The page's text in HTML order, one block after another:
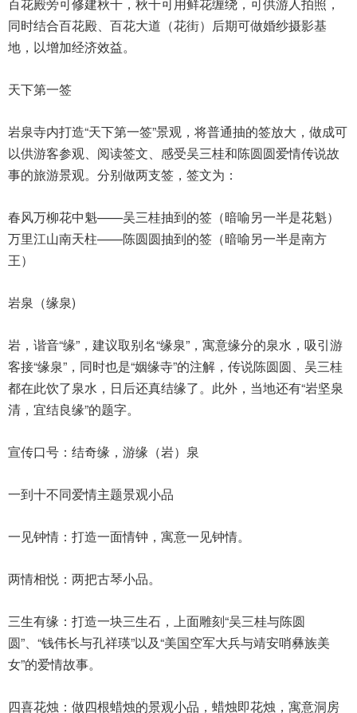
同时结合百花殿、百花大道（花街）后期可做婚纱摄影基
地，以增加经济效益。
天下第一签
岩泉寺内打造“天下第一签”景观，将普通抽的签放大，做成可
以供游客参观、阅读签文、感受吴三桂和陈圆圆爱情传说故
事的旅游景观。分别做两支签，签文为：
春风万柳花中魁——吴三桂抽到的签（暗喻另一半是花魁）
万里江山南天柱——陈圆圆抽到的签（暗喻另一半是南方
王）
岩泉（缘泉)
岩，谐音“缘”，建议取别名“缘泉”，寓意缘分的泉水，吸引游
客接“缘泉”，同时也是“姻缘寺”的注解，传说陈圆圆、吴三桂
都在此饮了泉水，日后还真结缘了。此外，当地还有“岩坚泉
清，宜结良缘”的题字。
宣传口号：结奇缘，游缘（岩）泉
一到十不同爱情主题景观小品
一见钟情：打造一面情钟，寓意一见钟情。
两情相悦：两把古琴小品。
三生有缘：打造一块三生石，上面雕刻“吴三桂与陈圆
圆”、“钱伟长与孔祥瑛”以及“美国空军大兵与靖安哨彝族美
女”的爱情故事。
四喜花烛：做四根蜡烛的景观小品，蜡烛即花烛，寓意洞房